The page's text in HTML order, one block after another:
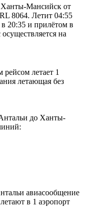
Мансийск от
8064. Летит 04:55
20:35 и прилётом в
на
летает 1
летающая без
до Ханты-
авиасообщение
в 1 аэропорт